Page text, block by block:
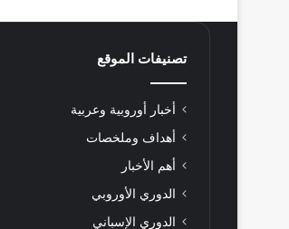
تصنيفات الموقع
أخبار أوروبية وعربية
أهداف وملخصات
أهم الأخبار
الدوري الأوروبي
الدوري الإسباني